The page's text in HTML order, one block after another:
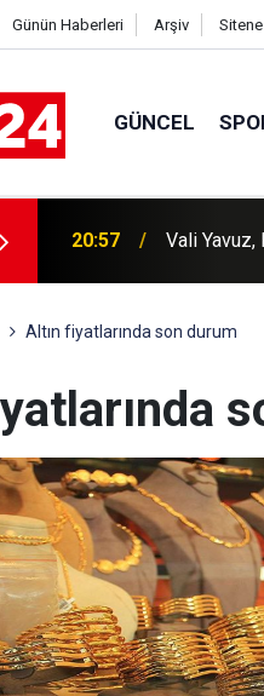
Günün Haberleri Arşiv
GÜNCEL
20:44
var
Altın fiyatlarında son durum